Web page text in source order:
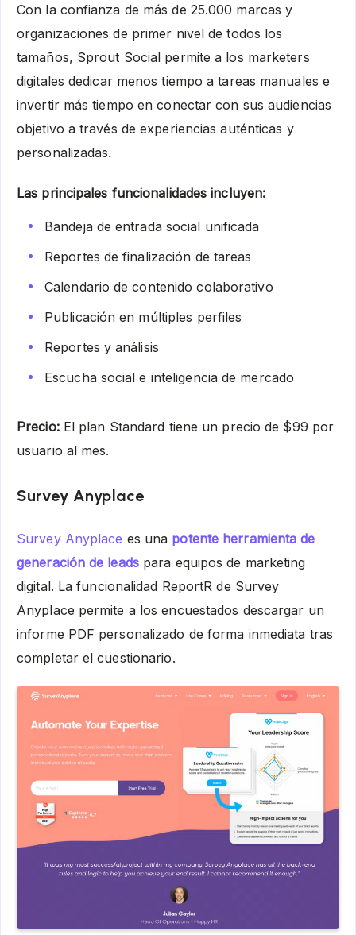
Con la confianza de más de 25.000 marcas y
organizaciones de primer nivel de todos los
tamaños, Sprout Social permite a los marketers
digitales dedicar menos tiempo a tareas manuales e
invertir más tiempo en conectar con sus audiencias
objetivo a través de experiencias auténticas y
personalizadas.
Las principales funcionalidades incluyen:
Bandeja de entrada social unificada
Reportes de finalización de tareas
Calendario de contenido colaborativo
Publicación en múltiples perfiles
Reportes y análisis
Escucha social e inteligencia de mercado
Precio: El plan Standard tiene un precio de $99 por
usuario al mes.
Survey Anyplace
Survey Anyplace es una potente herramienta de
generación de leadspara equipos de marketing
digital. La funcionalidad ReportR de Survey
Anyplace permite a los encuestados descargar un
informe PDF personalizado de forma inmediata tras
completar el cuestionario.